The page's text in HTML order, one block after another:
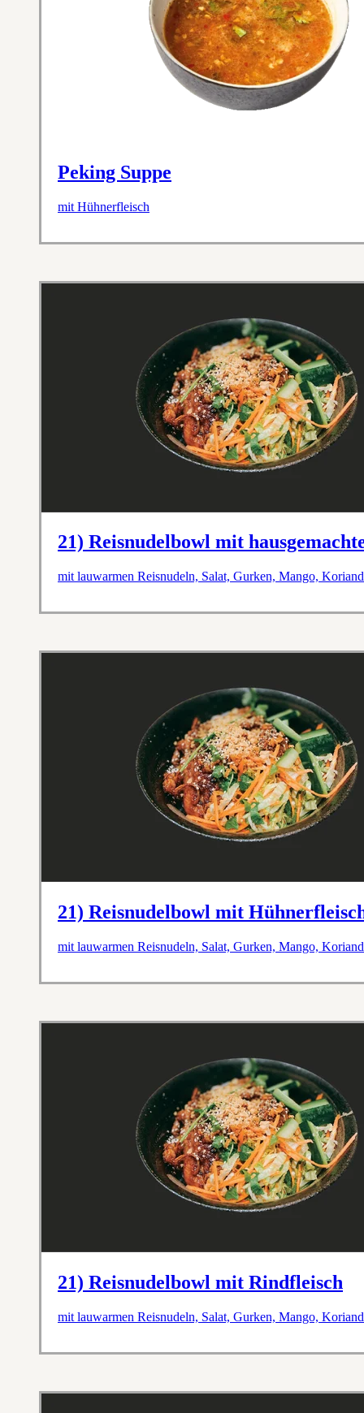
Peking Suppe
mit Hühnerfleisch
21) Reisnudelbowl mit
mit lauwarmen Reisnudeln, Salat, Gurken, Mango,
21) Reisnudelbowl mit
mit lauwarmen Reisnudeln, Salat, Gurken, Mango,
21) Reisnudelbowl mit Rindfleisch
mit lauwarmen Reisnudeln, Salat, Gurken, Mango,